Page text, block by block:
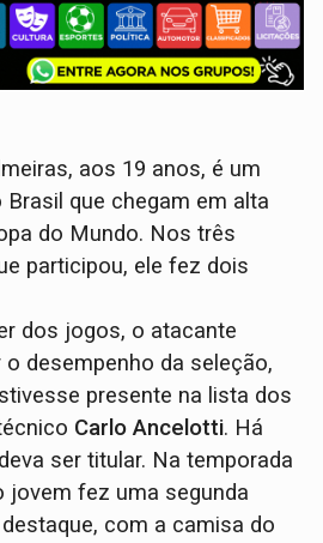
aos 19 anos, é um
que chegam em alta
do Mundo. Nos três
participou, ele fez dois
dos jogos, o atacante
desempenho da seleção,
presente na lista dos
Carlo Ancelotti. Há
ser titular. Na temporada
jovem fez uma segunda
com a camisa do